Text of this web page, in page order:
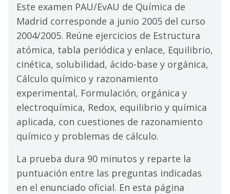
Este examen PAU/EvAU de Química de
Madrid corresponde a junio 2005 del curso
2004/2005. Reúne ejercicios de Estructura
atómica, tabla periódica y enlace, Equilibrio,
cinética, solubilidad, ácido-base y orgánica,
Cálculo químico y razonamiento
experimental, Formulación, orgánica y
electroquímica, Redox, equilibrio y química
aplicada, con cuestiones de razonamiento
químico y problemas de cálculo.
La prueba dura 90 minutos y reparte la
puntuación entre las preguntas indicadas
en el enunciado oficial. En esta página